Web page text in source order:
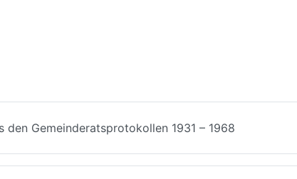
den Gemeinderatsprotokollen 1931 – 1968